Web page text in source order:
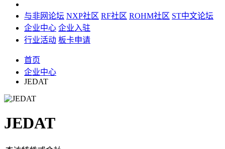
与非网论坛 NXP社区 RF社区 ROHM社区 ST中文论坛
企业中心 企业入驻
行业活动 板卡申请
首页
企业中心
JEDAT
JEDAT